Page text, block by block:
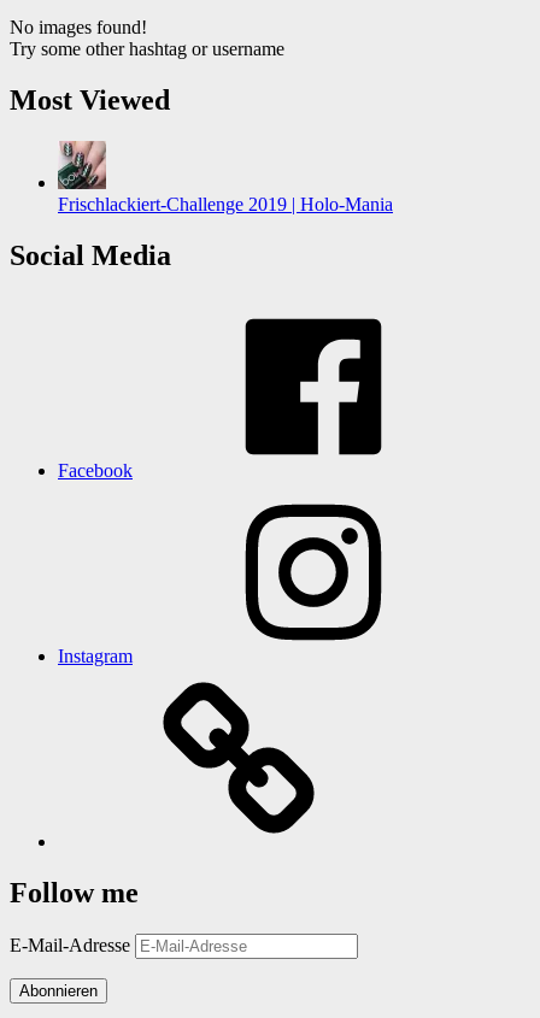
No images found!
Try some other hashtag or username
Most Viewed
Frischlackiert-Challenge 2019 | Holo-Mania
Social Media
Facebook
Instagram
Follow me
E-Mail-Adresse
Abonnieren